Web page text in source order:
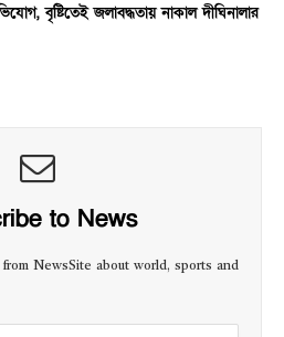
বৃষ্টিতেই জলাবদ্ধতায় নাকাল দীঘিনালার
to News
NewsSite about world, sports and